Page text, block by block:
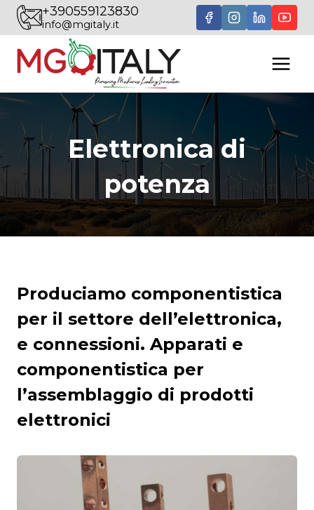
Salta
contenuto
+390559123830
info@mgitaly.it
Elettronica di
potenza
Produciamo componentistica
per il settore dell’elettronica,
e connessioni. Apparati e
componentistica per
l’assemblaggio di prodotti
elettronici